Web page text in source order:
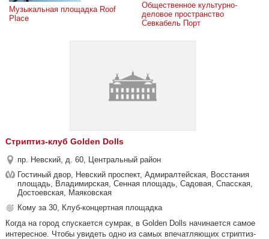
Музыкальная площадка Roof
Place
Общественное культурно-
деловое пространство
Севкабель Порт
Стриптиз-клуб Golden Dolls
пр. Невский, д. 60, Центральный район
Гостиный двор, Невский проспект, Адмиралтейская, Восстания
площадь, Владимирская, Сенная площадь, Садовая, Спасская,
Достоевская, Маяковская
Кому за 30, Клуб-концертная площадка
Когда на город спускается сумрак, в Golden Dolls начинается самое
интересное. Чтобы увидеть одно из самых впечатляющих стриптиз-